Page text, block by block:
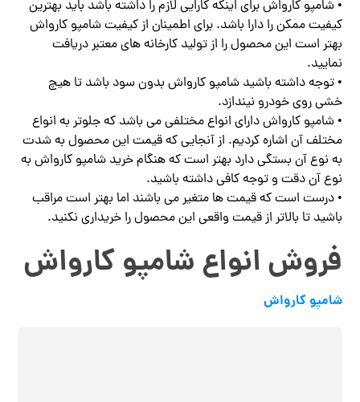
• شامپو کارواش برای اینکه کارایی لازم را داشته باشد باید بهترین
کیفیت ممکن را دارا باشد. برای اطمینان از کیفیت شامپو کارواش
بهتر است این محصول را از تولید کارخانه های معتبر دریافت
نمایید.
• توجه داشته باشید شامپو کارواش بدون سود باشد تا هیچ
خشی روی خودرو نیندازد.
• شامپو کارواش دارای انواع مختلفی می باشد که جلوتر به انواع
مختلف آن اشاره کردیم. از آنجایی که قیمت این محصول به شدت
به نوع آن بستگی دارد بهتر است که هنگام خرید شامپو کارواش به
نوع آن دقت و توجه کافی داشته باشید.
• درست است که قیمت ها متغیر می باشند اما بهتر است مراقب
باشید تا بالاتر از قیمت واقعی این محصول را خریداری نکنید.
فروش انواع شامپو کارواش
شامپو کارواش